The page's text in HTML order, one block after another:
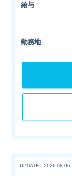
給与
勤務地
UPDATE：2026.08.06